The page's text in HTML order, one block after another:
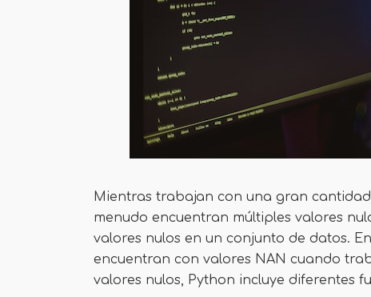
Mientras trabajan con una gran
menudo encuentran múltiples valores
valores nulos en un conjunto de datos.
encuentran con valores NAN cuando
valores nulos, Python incluye diferentes